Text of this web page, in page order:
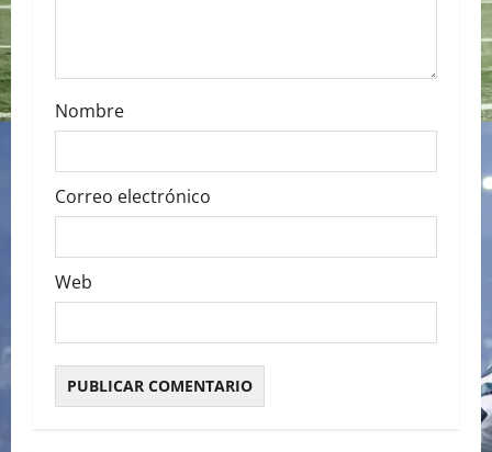
Nombre
Correo electrónico
Web